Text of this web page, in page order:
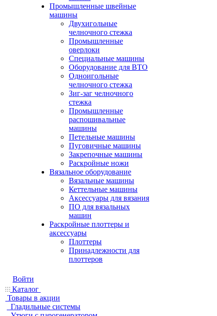
Промышленные швейные
машины
Двухигольные
челночного стежка
Промышленные
оверлоки
Специальные машины
Оборудование для ВТО
Одноигольные
челночного стежка
Зиг-заг челночного
стежка
Промышленные
распошивальные
машины
Петельные машины
Пуговичные машины
Закрепочные машины
Раскройные ножи
Вязальное оборудование
Вязальные машины
Кеттельные машины
Аксессуары для вязания
ПО для вязальных
машин
Раскройные плоттеры и
аксессуары
Плоттеры
Принадлежности для
плоттеров
Войти
Каталог
Товары в акции
Гладильные системы